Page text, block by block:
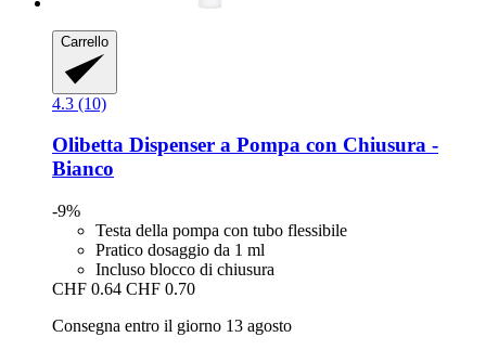
Carrello
4.3 (10)
Olibetta Dispenser a Pompa con Chiusura -​
Bianco
-9%
Testa della pompa con tubo flessibile
Pratico dosaggio da 1 ml
Incluso blocco di chiusura
CHF 0.64 CHF 0.70
Consegna entro il giorno 13 agosto